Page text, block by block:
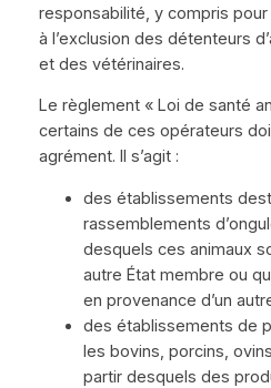
responsabilité, y compris
à l’exclusion des détenteurs
et des vétérinaires.
Le règlement « Loi de santé
certains de ces opérateurs
agrément. Il s’agit :
des établissements
rassemblements
desquels ces animaux
autre État membre ou
en provenance d’un
des établissements de
les bovins, porcins,
partir desquels des